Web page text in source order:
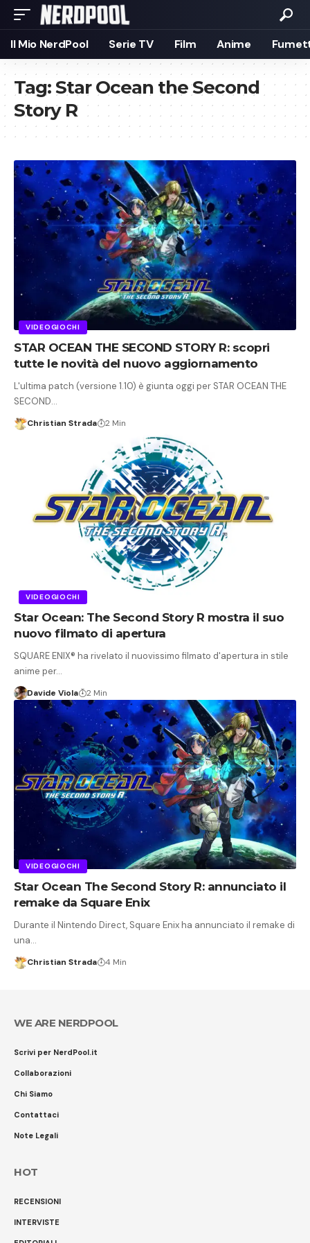
Il Mio NerdPool Serie TV Film Anime
Tag:Star Ocean the Second
Story R
VIDEOGIOCHI
STAR OCEAN THE SECOND STORY R: scopri
tutte le novità del nuovo aggiornamento
L'ultima patch (versione 1.10) è giunta oggi per STAR OCEAN THE
SECOND…
Christian Strada 2 Min
VIDEOGIOCHI
Star Ocean: The Second Story R mostra il suo
nuovo filmato di apertura
SQUARE ENIX® ha rivelato il nuovissimo filmato d'apertura in stile
anime per…
Davide Viola 2 Min
VIDEOGIOCHI
Star Ocean The Second Story R: annunciato il
remake da Square Enix
Durante il Nintendo Direct, Square Enix ha annunciato il remake di
una…
Christian Strada 4 Min
WE ARE NERDPOOL
Scrivi per NerdPool.it
Collaborazioni
Chi Siamo
Contattaci
Note Legali
HOT
RECENSIONI
INTERVISTE